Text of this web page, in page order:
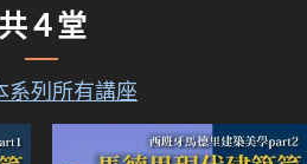
４堂
系列所有講座